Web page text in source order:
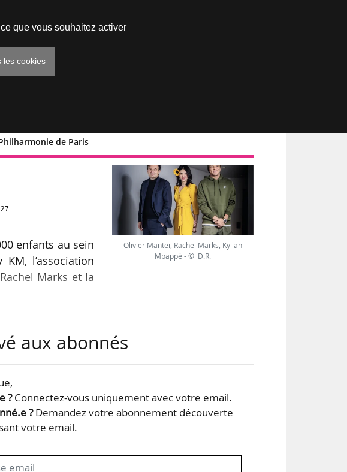
de Paris
Mbappé,
enfants au sein
l’association
Marks et la
et à l’été 2024 à
recevront
Olivier Mantei, Rachel Marks, Kylian
Mbappé - © D.R.
aux abonnés
?Connectez-vous uniquement avec votre email.
?Demandez votre abonnement découverte
votre email.
que vous souhaitez activer
cookies